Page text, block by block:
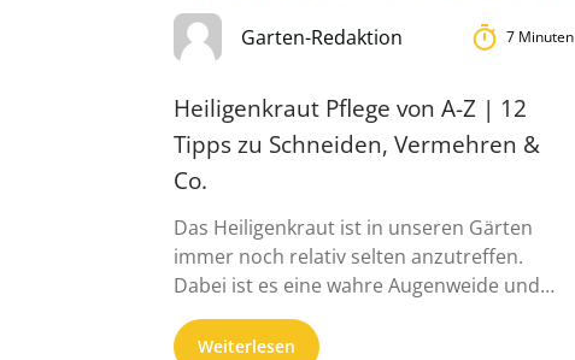
Garten-Redaktion 7 Minuten
Heiligenkraut Pflege von A-Z | 12
Tipps zu Schneiden, Vermehren &
Co.
Das Heiligenkraut ist in unseren Gärten
immer noch relativ selten anzutreffen.
Dabei ist es eine wahre Augenweide und
bedarf ...
Weiterlesen